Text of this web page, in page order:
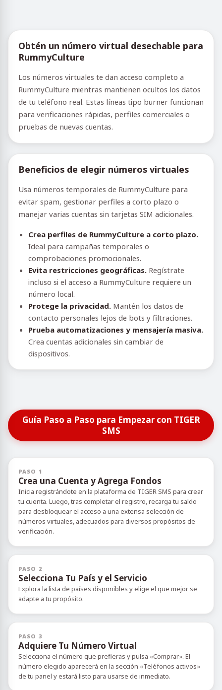
Obtén un número virtual desechable para
RummyCulture
Los números virtuales te dan acceso completo a
RummyCulture mientras mantienen ocultos los datos
de tu teléfono real. Estas líneas tipo burner funcionan
para verificaciones rápidas, perfiles comerciales o
pruebas de nuevas cuentas.
Beneficios de elegir números virtuales
Usa números temporales de RummyCulture para
evitar spam, gestionar perfiles a corto plazo o
manejar varias cuentas sin tarjetas SIM adicionales.
Crea perfiles de RummyCulture a corto plazo.
Ideal para campañas temporales o
comprobaciones promocionales.
Evita restricciones geográficas. Regístrate
incluso si el acceso a RummyCulture requiere un
número local.
Protege la privacidad. Mantén los datos de
contacto personales lejos de bots y filtraciones.
Prueba automatizaciones y mensajería masiva.
Crea cuentas adicionales sin cambiar de
dispositivos.
Guía Paso a Paso para Empezar con TIGER
SMS
PASO 1
Crea una Cuenta y Agrega Fondos
Inicia registrándote en la plataforma de TIGER SMS para crear
tu cuenta. Luego, tras completar el registro, recarga tu saldo
para desbloquear el acceso a una extensa selección de
números virtuales, adecuados para diversos propósitos de
verificación.
PASO 2
Selecciona Tu País y el Servicio
Explora la lista de países disponibles y elige el que mejor se
adapte a tu propósito.
PASO 3
Adquiere Tu Número Virtual
Selecciona el número que prefieras y pulsa «Comprar». El
número elegido aparecerá en la sección «Teléfonos activos»
de tu panel y estará listo para usarse de inmediato.